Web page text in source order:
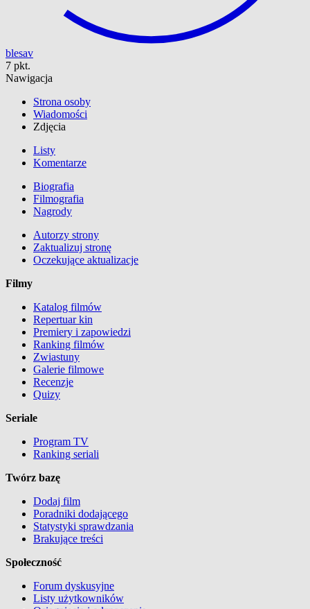
blesav
7 pkt.
Nawigacja
Strona osoby
Wiadomości
Zdjęcia
Listy
Komentarze
Biografia
Filmografia
Nagrody
Autorzy strony
Zaktualizuj stronę
Oczekujące aktualizacje
Filmy
Katalog filmów
Repertuar kin
Premiery i zapowiedzi
Ranking filmów
Zwiastuny
Galerie filmowe
Recenzje
Quizy
Seriale
Program TV
Ranking seriali
Twórz bazę
Dodaj film
Poradniki dodającego
Statystyki sprawdzania
Brakujące treści
Społeczność
Forum dyskusyjne
Listy użytkowników